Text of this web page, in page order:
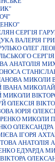
СЕРГIЯ
ВАЛЕРIЯ
ОЛЕГ
АНАТОЛIЯ
МИКОЛИ
IВАНА
МИКОЛИ
ОЛЕКСIЯ
ЮРIЯ
МИКОЛИ
IГОРЯ
АНАТОЛIЯ
ЕДУАРДА